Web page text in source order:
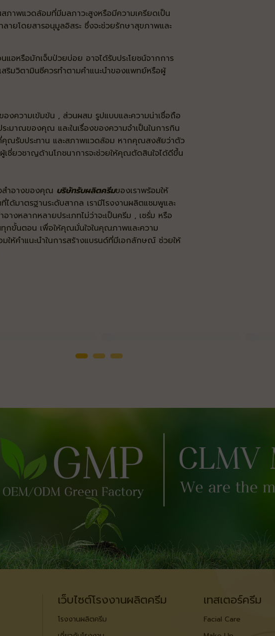
าพแวดล้อมที่มีมลภาวะสูงหรือมีความเครียดเป็น
ายโดยสารอนุมูลอิสระ ซึ่งจะช่วยรักษาสุขภาพและ
อหรือมักเจ็บป่วยบ่อย อาจได้รับประโยชน์จากการ
ริมวิตามินซีควรทำตามคำแนะนำของแพทย์หรือผู้
องความเข้มข้น , ส่วนผสม รูปแบบและความน่าเชื่อถือ
มาณของคุณ และในเรื่องของความจำเป็นในการกิน
คุณรับประทาน และสภาพแวดล้อม หากคุณสงสัยว่าตัว
ชี่ยวชาญด้านโภชนาการจะช่วยให้คุณตัดสินใจได้ดีขึ้น
ำอางของคุณ บริษัทรับผลิตครีมของเราพร้อมให้
มาตรฐานระดับสากล เรามีโรงงานผลิตแชมพูและ
งหลากหลายประเภทไม่ว่าจะเป็นครีม , เซรั่ม หรือ
กขั้นตอน เพื่อให้คุณมั่นใจในคุณภาพและความ
ห้คำแนะนำในการสร้างแบรนด์ที่มีเอกลักษณ์ ช่วยให้
เว็บไซต์โรงงานผลิตครีม
โรงงานผลิตครีม
เทสเตอร์ครีม
Facial Care